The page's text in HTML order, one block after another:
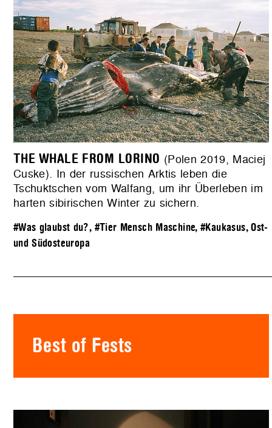
THE WHALE FROM LORINO (Polen 2019, Maciej
Cuske). In der russischen Arktis leben die
Tschuktschen vom Walfang, um ihr Überleben im
harten sibirischen Winter zu sichern.
#Was glaubst du?, #Tier Mensch Maschine,#Kaukasus, Ost-
und Südosteuropa
Best of Fests